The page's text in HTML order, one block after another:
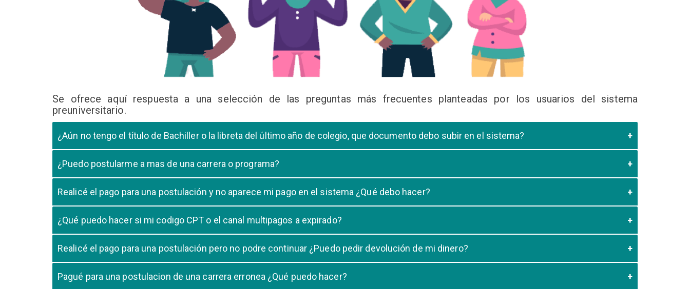
Se ofrece aquí respuesta a una selección de las preguntas más frecuentes planteadas por los usuarios del sistema
preuniversitario.
¿Aún no tengo el título de Bachiller o la libreta del último año de colegio, que documento debo subir en el sistema?
cursando el ultimo año.
¿Puedo postularme a mas de una carrera o programa?
Realicé el pago para una postulación y no aparece mi pago en el sistema ¿Qué debo hacer?
pago, debe comunicarse con su unidad de admisión e indicar que no se registró su pago.
¿Qué puedo hacer si mi codigo CPT o el canal multipagos a expirado?
su postulación.
Realicé el pago para una postulación pero no podre continuar ¿Puedo pedir devolución de mi dinero?
Pagué para una postulacion de una carrera erronea ¿Qué puedo hacer?